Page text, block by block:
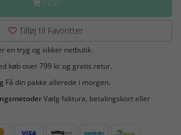
KØB
Tilføj til Favoritter
en tryg og sikker netbutik.
køb over 799 kr og gratis retur.
Få din pakke allerede i morgen.
Vælg faktura, betalingskort eller